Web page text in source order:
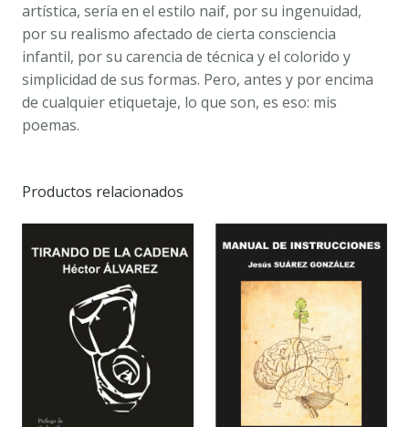
artística, sería en el estilo naif, por su ingenuidad,
por su realismo afectado de cierta consciencia
infantil, por su carencia de técnica y el colorido y
simplicidad de sus formas. Pero, antes y por encima
de cualquier etiquetaje, lo que son, es eso: mis
poemas.
Productos relacionados